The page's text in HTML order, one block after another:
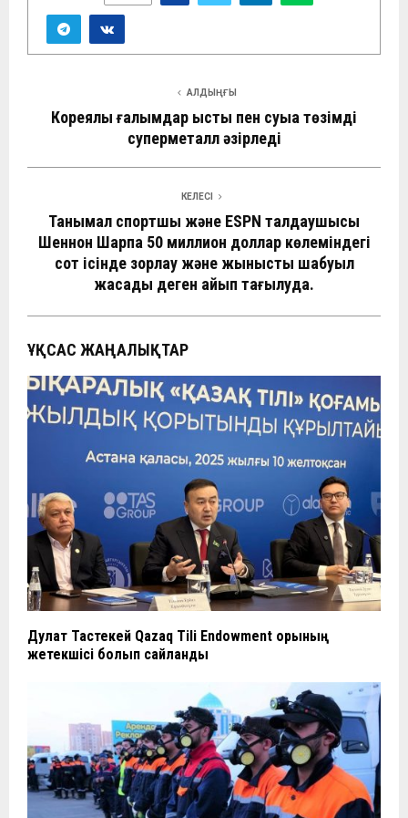
АЛДЫҢҒЫ
Кореялық ғалымдар ыстық пен суыққа төзімді
суперметалл әзірледі
КЕЛЕСІ
Танымал спортшы және ESPN талдаушысы
Шеннон Шарпқа 50 миллион доллар көлеміндегі
сот ісінде зорлау және жыныстық шабуыл
жасады деген айып тағылуда.
ҰҚСАС ЖАҢАЛЫҚТАР
Дулат Тастекей Qazaq Tili Endowment қорының
жетекшісі болып сайланды